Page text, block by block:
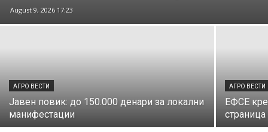
August 9, 2026 17:23
АГРО ВЕСТИ
Јавен повик: до 150.000 денари за локални
манифестации
АГРО ВЕСТИ
ЕФСЕ
страница